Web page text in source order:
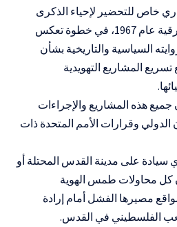
خاص للتحضير لإحياء الذكرى
الستين لاحتلال القدس الشرقية عام 1967، في خطوة تعكس
السياسية والتاريخية بشأن
تسريع المشاريع التهويدية
هذه المشاريع والإجراءات
الدولي وقرارات الأمم المتحدة ذات
سيادة على مدينة القدس المحتلة أو
كل محاولات طمس الهوية
مصيرها الفشل أمام إرادة
الفلسطيني في القدس.